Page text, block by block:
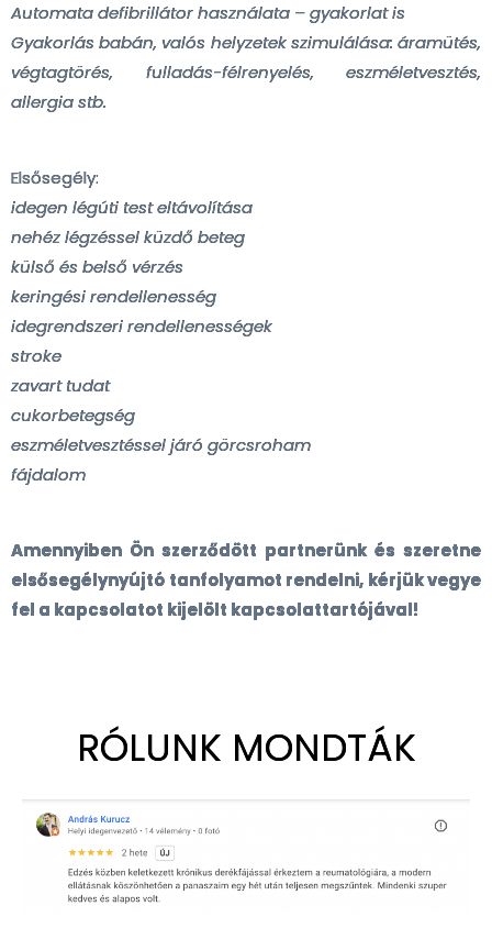
Automata defibrillátor használata – gyakorlat is
Gyakorlás babán, valós helyzetek szimulálása: áramütés,
végtagtörés, fulladás-félrenyelés, eszméletvesztés,
allergia stb.
Elsősegély:
idegen légúti test eltávolítása
nehéz légzéssel küzdő beteg
külső és belső vérzés
keringési rendellenesség
idegrendszeri rendellenességek
stroke
zavart tudat
cukorbetegség
eszméletvesztéssel járó görcsroham
fájdalom
Amennyiben Ön szerződött partnerünk és szeretne
elsősegélynyújtó tanfolyamot rendelni, kérjük vegye
fel a kapcsolatot kijelölt kapcsolattartójával!
RÓLUNK MONDTÁK